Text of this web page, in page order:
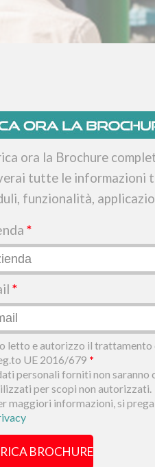
ora la Brochure
tutte le informazioni
funzionalità,